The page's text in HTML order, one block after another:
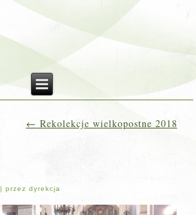
← Rekolekcje wielkopostne 2018
|przez dyrekcja